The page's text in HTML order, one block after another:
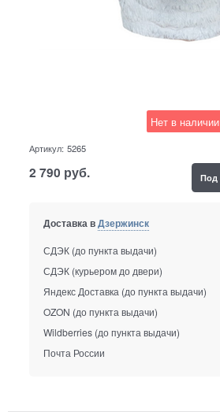
Нет в наличии
Артикул: 5265
2 790 руб. Под
Доставка вДзержинск
СДЭК (до пункта выдачи)
СДЭК (курьером до двери)
Яндекс Доставка (до пункта выдачи)
OZON (до пункта выдачи)
Wildberries (до пункта выдачи)
Почта России